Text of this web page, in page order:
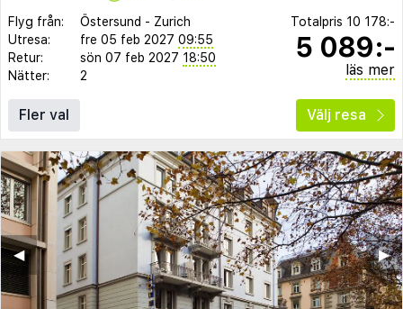
Flyg från: Östersund - Zurich
Utresa:
fre 05 feb 2027 09:55
Retur:
sön 07 feb 2027 18:50
Nätter:
2
Totalpris 10 178:-
5 089:-
läs mer
Fler val Välj resa
▶︎
◀︎